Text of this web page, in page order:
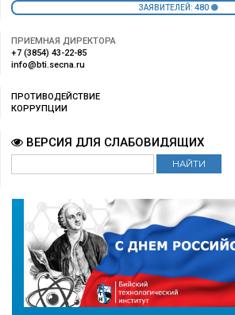
ЗАЯВИТЕЛЕЙ: 480
ПРИЕМНАЯ ДИРЕКТОРА
+7 (3854) 43-22-85
info@bti.secna.ru
ПРОТИВОДЕЙСТВИЕ
КОРРУПЦИИ
ВЕРСИЯ ДЛЯ СЛАБОВИДЯЩИХ